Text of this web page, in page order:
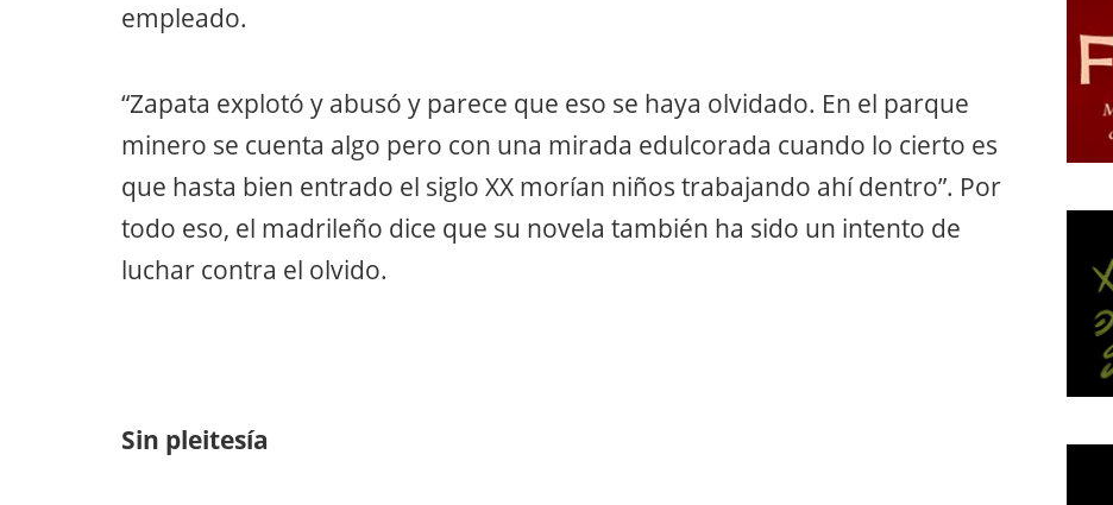
empleado.
“Zapata explotó y abusó y parece que eso se haya olvidado. En el parque
minero se cuenta algo pero con una mirada edulcorada cuando lo cierto es
que hasta bien entrado el siglo XX morían niños trabajando ahí dentro”. Por
todo eso, el madrileño dice que su novela también ha sido un intento de
luchar contra el olvido.
Sin pleitesía